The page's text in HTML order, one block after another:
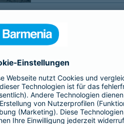
Versicherung im
3 verschiedenen Tarifen für Ihr
Preis-Leistungsverhältnis.
Basis